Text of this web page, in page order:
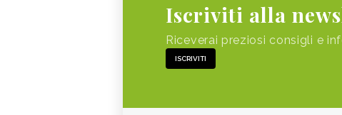
Iscriviti alla
Riceverai preziosi consigli e
ISCRIVITI